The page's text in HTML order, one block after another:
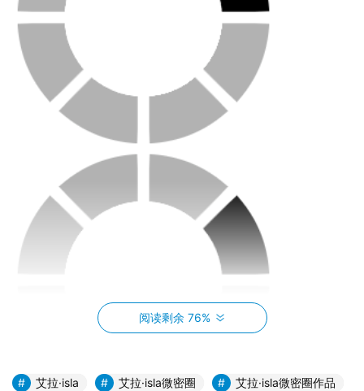
阅读剩余 76%
艾拉·isla 艾拉·isla微密圈
艾拉·isla微密圈作品